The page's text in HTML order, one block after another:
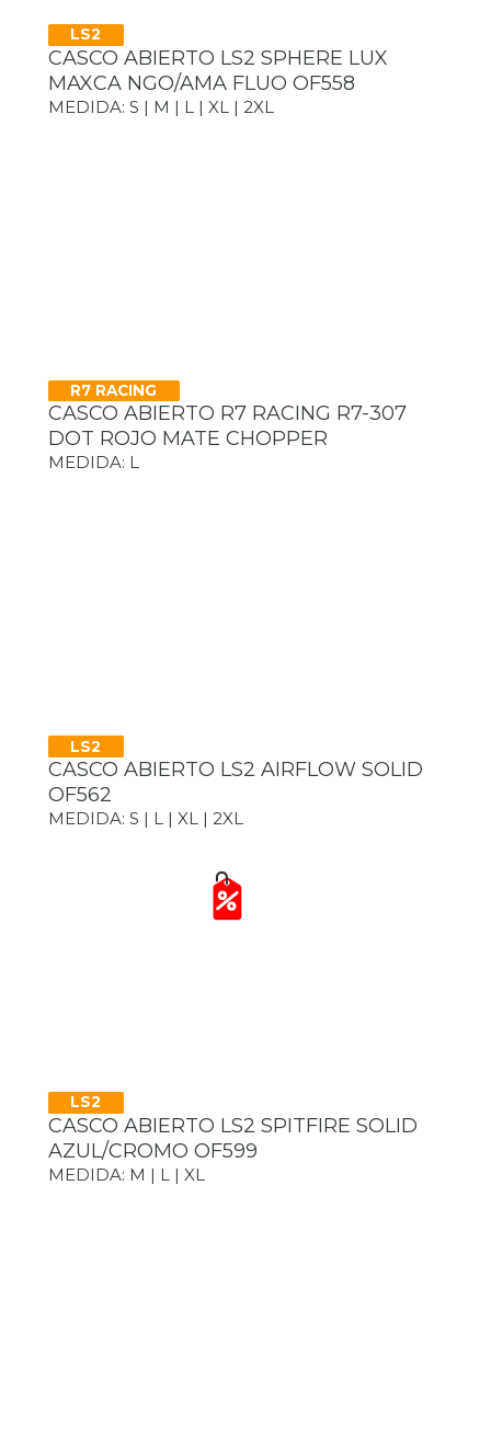
LS2
CASCO ABIERTO LS2 SPHERE LUX
MAXCA NGO/AMA FLUO OF558
MEDIDA: S | M | L | XL | 2XL
R7 RACING
CASCO ABIERTO R7 RACING R7-307
DOT ROJO MATE CHOPPER
MEDIDA: L
LS2
CASCO ABIERTO LS2 AIRFLOW SOLID
OF562
MEDIDA: S | L | XL | 2XL
LS2
CASCO ABIERTO LS2 SPITFIRE SOLID
AZUL/CROMO OF599
MEDIDA: M | L | XL